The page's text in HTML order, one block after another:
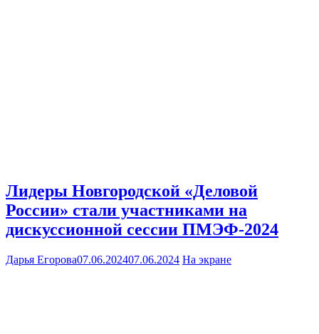
Лидеры Новгородской «Деловой
России» стали участниками на
дискуссионной сессии ПМЭФ-2024
Дарья Егорова07.06.202407.06.2024 На экране